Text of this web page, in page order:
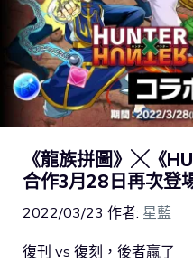
《龍族拼圖》╳《
合作3月28日再次登
2022/03/23 作者: 星藍
復刊 vs 復刻，後者贏了